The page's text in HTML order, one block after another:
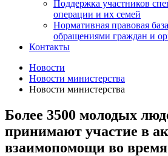
Поддержка участников
операции и их семей
Нормативная правовая
обращениями граждан и
Контакты
Новости
Новости министерства
Новости министерства
Более 3500 молодых
принимают участие в
взаимопомощи во